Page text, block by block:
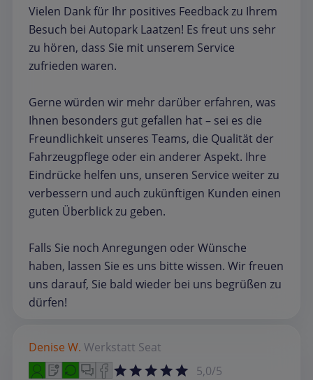
Vielen Dank für Ihr positives Feedback zu Ihrem
Besuch bei Autopark Laatzen! Es freut uns sehr
zu hören, dass Sie mit unserem Service
zufrieden waren.
Gerne würden wir mehr darüber erfahren, was
Ihnen besonders gut gefallen hat – sei es die
Freundlichkeit unseres Teams, die Qualität der
Fahrzeugpflege oder ein anderer Aspekt. Ihre
Eindrücke helfen uns, unseren Service weiter zu
verbessern und auch zukünftigen Kunden einen
guten Überblick zu geben.
Falls Sie noch Anregungen oder Wünsche
haben, lassen Sie es uns bitte wissen. Wir freuen
uns darauf, Sie bald wieder bei uns begrüßen zu
dürfen!
Denise W. Werkstatt Seat
5,0/5